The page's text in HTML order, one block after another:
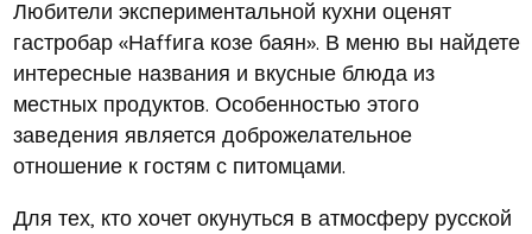
Любители экспериментальной кухни оценят
гастробар «Наffига козе баян». В меню вы найдете
интересные названия и вкусные блюда из
местных продуктов. Особенностью этого
заведения является доброжелательное
отношение к гостям с питомцами.
Для тех, кто хочет окунуться в атмосферу русской